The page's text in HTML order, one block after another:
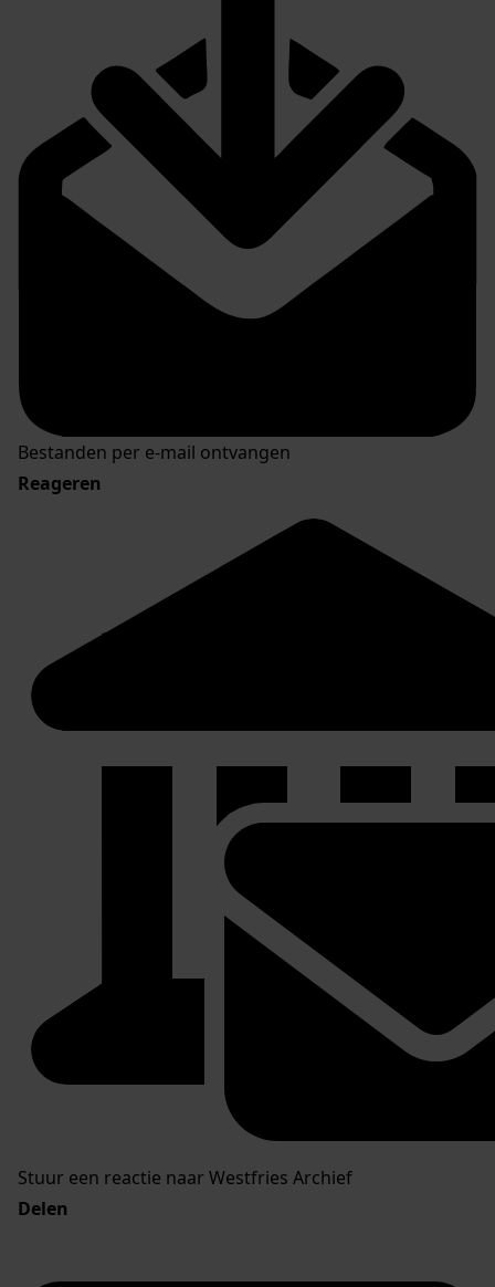
Bestanden per e-mail ontvangen
Reageren
Stuur een reactie naar Westfries Archief
Delen